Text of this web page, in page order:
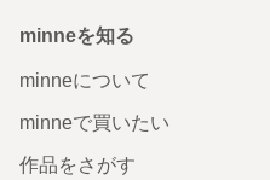
minneを知る
minneについて
minneで買いたい
作品をさがす